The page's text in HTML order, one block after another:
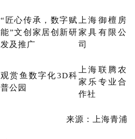
“匠心传承，数字赋
能”文创家居创新研
发及推广
上海御檀房
家具有限公
司
观赏鱼数字化3D科
普公园
上海联腾农
家乐专业合
作社
来源：上海青浦